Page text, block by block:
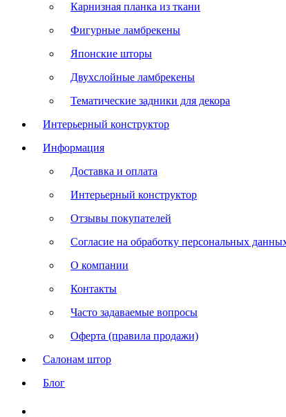
Карнизная планка из ткани
Фигурные ламбрекены
Японские шторы
Двухслойные ламбрекены
Тематические задники для декора
Интерьерный конструктор
Информация
Доставка и оплата
Интерьерный конструктор
Отзывы покупателей
Согласие на обработку персональных
О компании
Контакты
Часто задаваемые вопросы
Оферта (правила продажи)
Салонам штор
Блог